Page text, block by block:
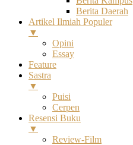
Berita Daerah
Artikel Ilmiah Populer
▼
Opini
Essay
Feature
Sastra
▼
Puisi
Cerpen
Resensi Buku
▼
Review-Film